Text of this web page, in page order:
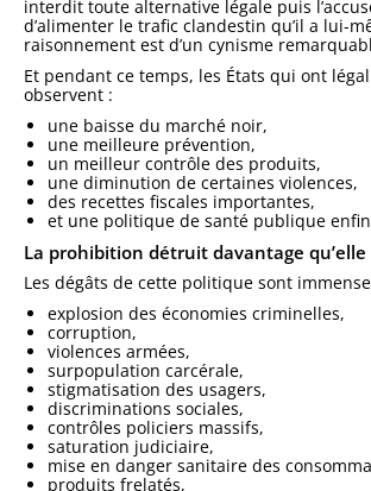
interdit toute alternative légale puis
d’alimenter le trafic clandestin qu’il a lui-
raisonnement est d’un cynisme
Et pendant ce temps, les États qui ont
observent :
une baisse du marché noir,
une meilleure prévention,
un meilleur contrôle des produits,
une diminution de certaines violences,
des recettes fiscales importantes,
et une politique de santé publique
La prohibition détruit davantage
Les dégâts de cette politique sont
explosion des économies criminelles,
corruption,
violences armées,
surpopulation carcérale,
stigmatisation des usagers,
discriminations sociales,
contrôles policiers massifs,
saturation judiciaire,
mise en danger sanitaire des
produits frelatés,